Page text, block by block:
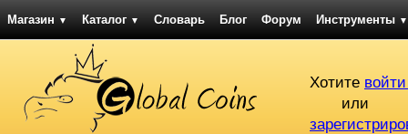
Магазин ▼ Каталог ▼ Словарь Блог Форум Инструменты ▼
Хотите
или